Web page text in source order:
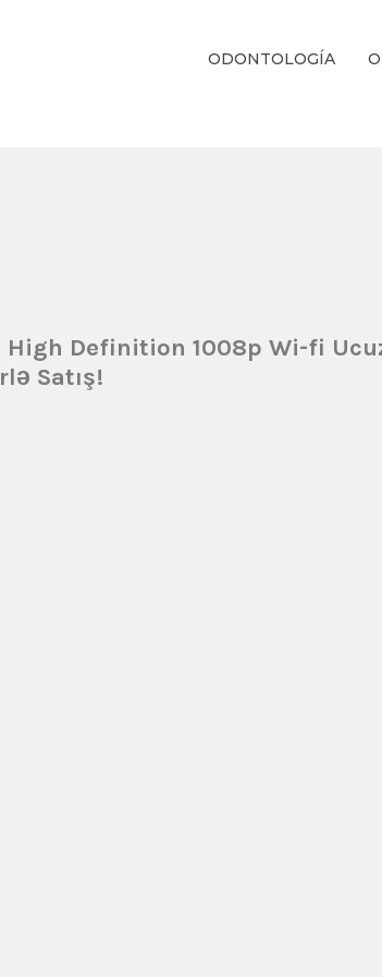
ODONTOLOGÍA
Definition 1008p Wi-fi
Satış!